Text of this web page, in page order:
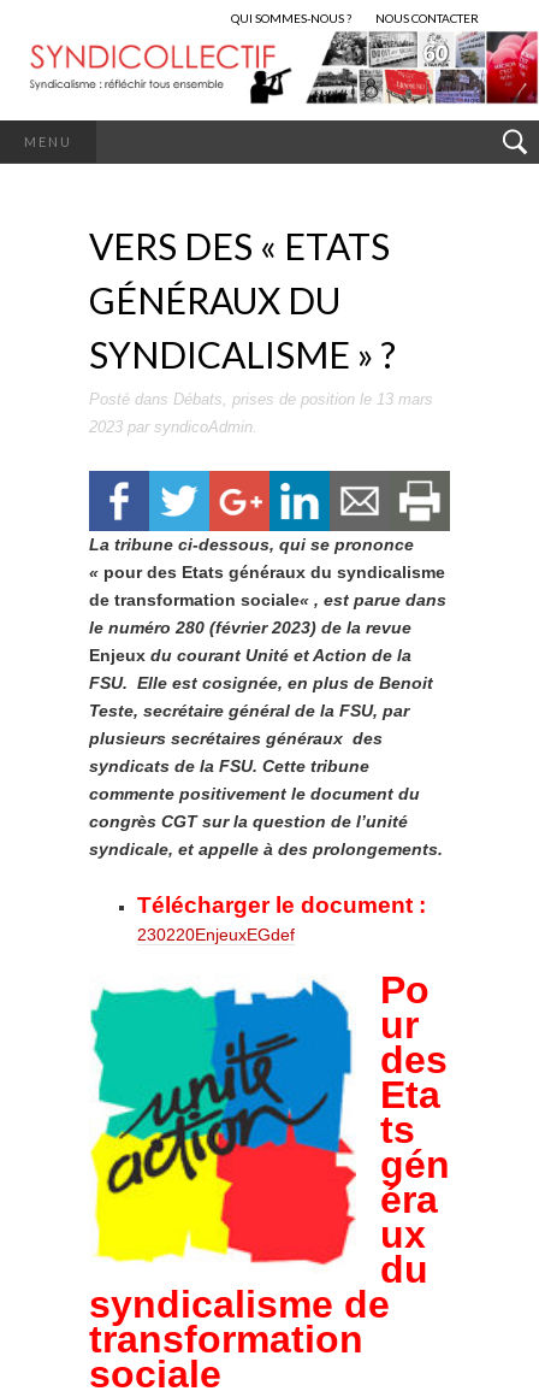
QUI SOMMES-NOUS ? NOUS CONTACTER
MENU
VERS DES « ETATS
GÉNÉRAUX DU
SYNDICALISME » ?
Posté dans Débats, prises de position le 13 mars
2023 par syndicoAdmin.
La tribune ci-dessous, qui se prononce
« pour des Etats généraux du syndicalisme
de transformation sociale« , est parue dans
le numéro 280 (février 2023) de la revue
Enjeux du courant Unité et Action de la
FSU. Elle est cosignée, en plus de Benoit
Teste, secrétaire général de la FSU, par
plusieurs secrétaires généraux des
syndicats de la FSU. Cette tribune
commente positivement le document du
congrès CGT sur la question de l’unité
syndicale, et appelle à des prolongements.
Télécharger le document :
230220EnjeuxEGdef
Po
ur
des
Eta
ts
gén
éra
ux
du
syndicalisme de
transformation
sociale